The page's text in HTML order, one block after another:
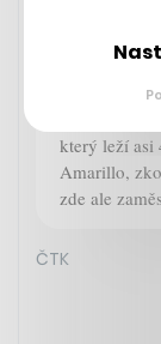
200
blízkosti
zaměřila na
který leží asi
Amarillo,
zde ale
ČTK